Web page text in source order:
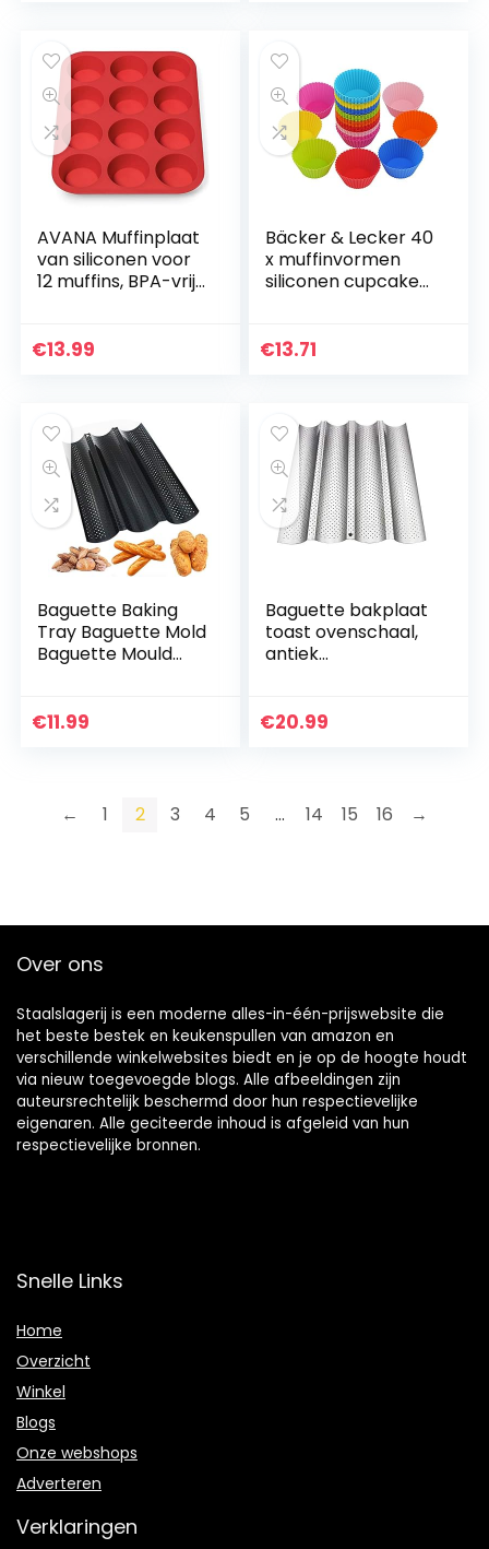
AVANA Muffinplaat
van siliconen voor
12 muffins, BPA-vrij,
bakplaat,
€13.99
Bäcker & Lecker 40
x muffinvormen
siliconen cupcake
bakvorm (8
€13.71
Baguette Baking
Tray Baguette Mold
Baguette Mould
Stokbrood Vorm
€11.99
Baguette bakplaat
toast ovenschaal,
antiek
Baguette Mold
€20.99
← 1 2 3 4 5 … 14 15 16 →
Over ons
Staalslagerij is een moderne alles-in-één-prijswebsite die
het beste bestek en keukenspullen van amazon en
verschillende winkelwebsites biedt en je op de hoogte houdt
via nieuw toegevoegde blogs. Alle afbeeldingen zijn
auteursrechtelijk beschermd door hun respectievelijke
eigenaren. Alle geciteerde inhoud is afgeleid van hun
respectievelijke bronnen.
Snelle Links
Home
Overzicht
Winkel
Blogs
Onze webshops
Adverteren
Verklaringen